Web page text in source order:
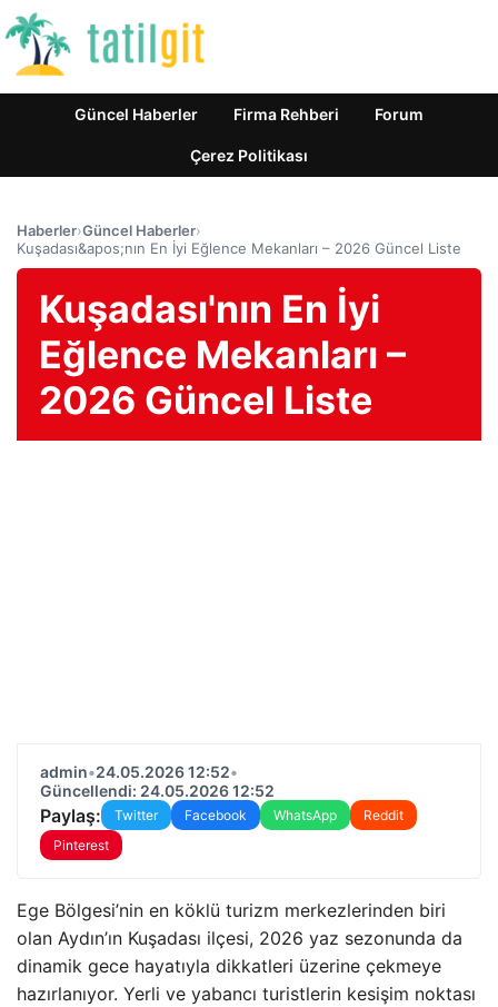
Güncel Haberler Firma Rehberi Forum
Çerez Politikası
Haberler›Güncel Haberler›
Kuşadası&apos;nın En İyi Eğlence Mekanları – 2026 Güncel Liste
Kuşadası'nın En İyi
Eğlence Mekanları –
2026 Güncel Liste
admin•24.05.2026 12:52•
Güncellendi: 24.05.2026 12:52
Paylaş: Twitter Facebook WhatsApp
Reddit
Pinterest
Ege Bölgesi’nin en köklü turizm merkezlerinden biri
olan Aydın’ın Kuşadası ilçesi, 2026 yaz sezonunda da
dinamik gece hayatıyla dikkatleri üzerine çekmeye
hazırlanıyor. Yerli ve yabancı turistlerin kesişim noktası